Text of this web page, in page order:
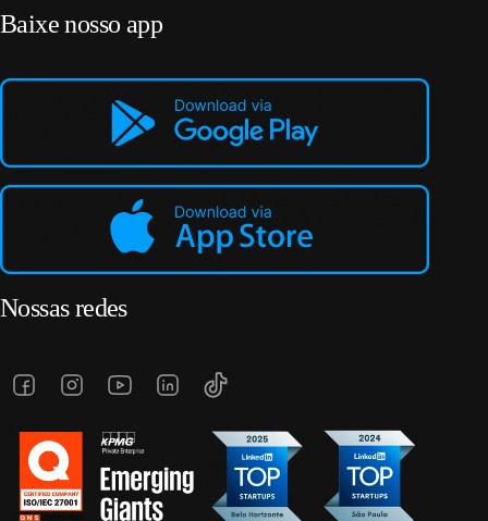
Baixe nosso app
Nossas redes